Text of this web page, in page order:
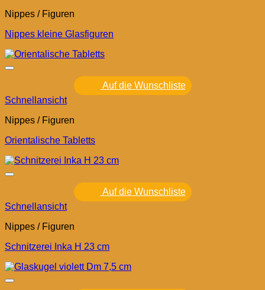
Nippes / Figuren
Nippes kleine Glasfiguren
Auf die Wunschliste
Schnellansicht
Nippes / Figuren
Orientalische Tabletts
Auf die Wunschliste
Schnellansicht
Nippes / Figuren
Schnitzerei Inka H 23 cm